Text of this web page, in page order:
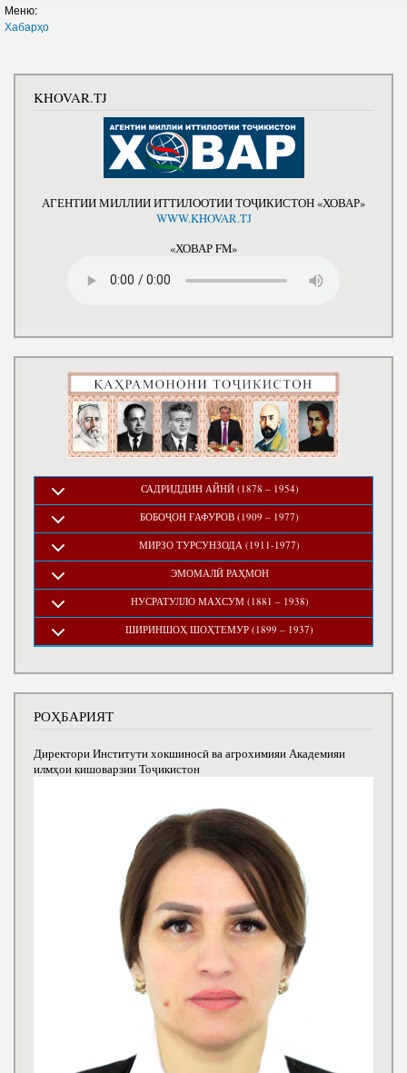
Меню:
Хабарҳо
KHOVAR.TJ
АГЕНТИИ МИЛЛИИ ИТТИЛООТИИ ТОҶИКИСТОН «ХОВАР»
WWW.KHOVAR.TJ
«ХОВАР FM»
САДРИДДИН АЙНӢ (1878 – 1954)
БОБОҶОН ҒАФУРОВ (1909 – 1977)
МИРЗО ТУРСУНЗОДА (1911-1977)
ЭМОМАЛӢ РАҲМОН
НУСРАТУЛЛО МАХСУМ (1881 – 1938)
ШИРИНШОҲ ШОҲТЕМУР (1899 – 1937)
РОҲБАРИЯТ
Директори Институти хокшиносӣ ва агрохимияи Академияи
илмҳои кишоварзии Тоҷикистон